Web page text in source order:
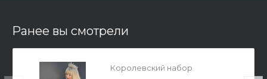
Ранее вы смотрели
Королевский набор